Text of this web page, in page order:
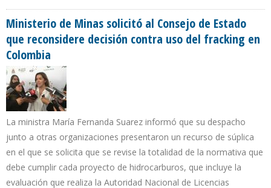
Ministerio de Minas solicitó al Consejo de Estado
que reconsidere decisión contra uso del fracking en
Colombia
La ministra María Fernanda Suarez informó que su despacho
junto a otras organizaciones presentaron un recurso de súplica
en el que se solicita que se revise la totalidad de la normativa que
debe cumplir cada proyecto de hidrocarburos, que incluye la
evaluación que realiza la Autoridad Nacional de Licencias